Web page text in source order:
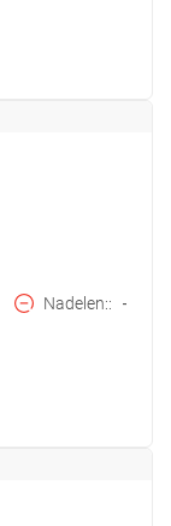
Nadelen: -